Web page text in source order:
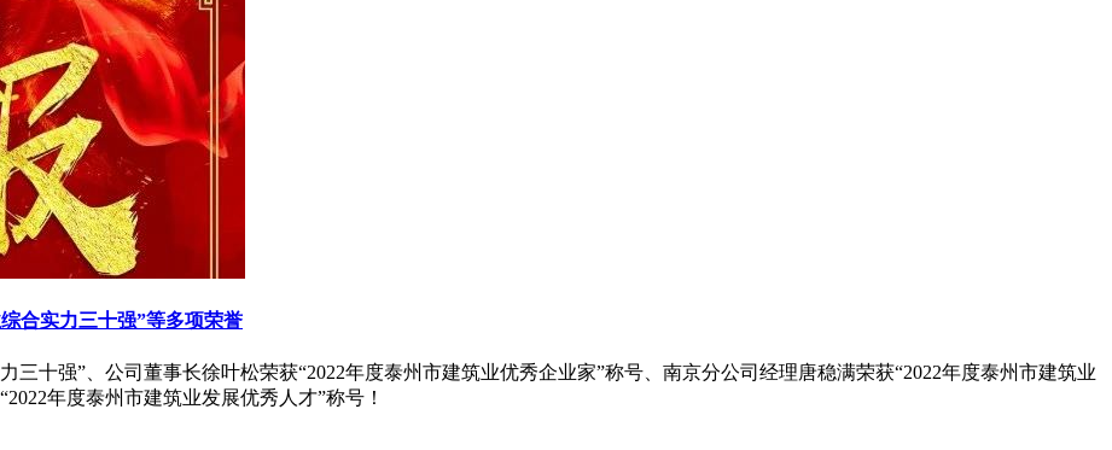
合实力三十强”等多项荣誉
三十强”、公司董事长徐叶松荣获“2022年度泰州市建筑业优秀企业家”称号、南京分公司经理唐稳满荣获“2022年度泰州市建筑业
年度泰州市建筑业发展优秀人才”称号！